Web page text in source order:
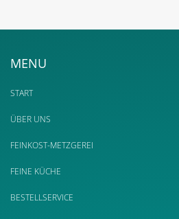
MENU
START
ÜBER UNS
FEINKOST-METZGEREI
FEINE KÜCHE
BESTELLSERVICE